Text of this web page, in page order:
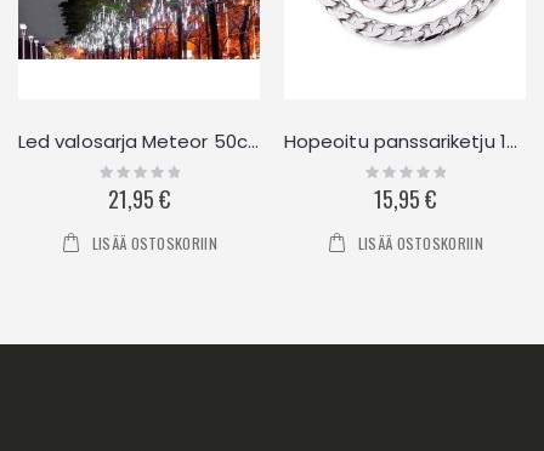
Led valosarja Meteor 50cm
Rating:
0%
21,95 €
LISÄÄ OSTOSKORIIN
Hopeoitu panssariketju 10mm
Rating:
0%
15,95 €
LISÄÄ OSTOSKORIIN